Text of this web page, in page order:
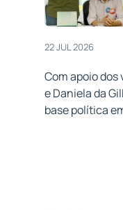
22 JUL 2026
Com apoio
e Daniela da
base política